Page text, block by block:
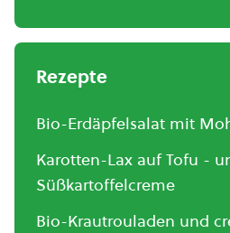
Rezepte
Bio-Erdäpfelsalat mit
Karotten-Lax auf Tofu -
Süßkartoffelcreme
Bio-Krautrouladen und